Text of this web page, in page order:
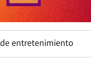
entretenimiento